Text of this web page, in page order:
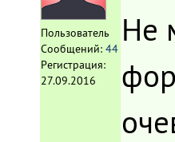
Пользователь
Сообщений: 44
Регистрация:
27.09.2016
Не